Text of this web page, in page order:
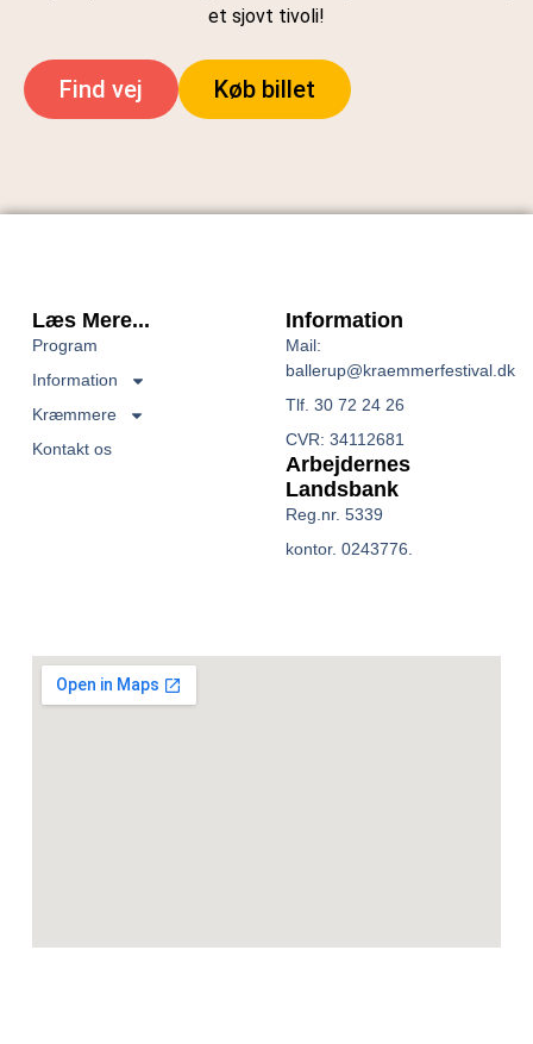
et sjovt tivoli!
Find vej Køb billet
Læs Mere...
Program
Information
Kræmmere
Kontakt os
Information
Mail:
ballerup@kraemmerfestival.dk
Tlf. 30 72 24 26
CVR: 34112681
Arbejdernes
Landsbank
Reg.nr. 5339
kontor. 0243776.